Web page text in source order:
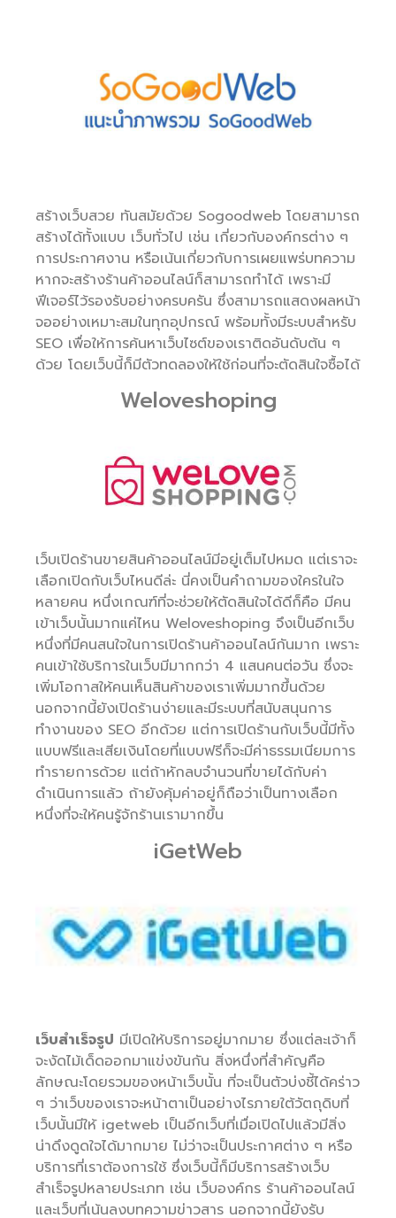
สร้างเว็บสวย ทันสมัยด้วย Sogoodweb โดยสามารถ
สร้างได้ทั้งแบบ เว็บทั่วไป เช่น เกี่ยวกับองค์กรต่าง ๆ
การประกาศงาน หรือเน้นเกี่ยวกับการเผยแพร่บทความ
หากจะสร้างร้านค้าออนไลน์ก็สามารถทำได้ เพราะมี
ฟีเจอร์ไว้รองรับอย่างครบครัน ซึ่งสามารถแสดงผลหน้า
จออย่างเหมาะสมในทุกอุปกรณ์ พร้อมทั้งมีระบบสำหรับ
SEO เพื่อให้การค้นหาเว็บไซต์ของเราติดอันดับต้น ๆ
ด้วย โดยเว็บนี้ก็มีตัวทดลองให้ใช้ก่อนที่จะตัดสินใจซื้อได้
Weloveshoping
เว็บเปิดร้านขายสินค้าออนไลน์มีอยู่เต็มไปหมด แต่เราจะ
เลือกเปิดกับเว็บไหนดีล่ะ นี่คงเป็นคำถามของใครในใจ
หลายคน หนึ่งเกณฑ์ที่จะช่วยให้ตัดสินใจได้ดีก็คือ มีคน
เข้าเว็บนั้นมากแค่ไหน Weloveshoping จึงเป็นอีกเว็บ
หนึ่งที่มีคนสนใจในการเปิดร้านค้าออนไลน์กันมาก เพราะ
คนเข้าใช้บริการในเว็บมีมากกว่า 4 แสนคนต่อวัน ซึ่งจะ
เพิ่มโอกาสให้คนเห็นสินค้าของเราเพิ่มมากขึ้นด้วย
นอกจากนี้ยังเปิดร้านง่ายและมีระบบที่สนับสนุนการ
ทำงานของ SEO อีกด้วย แต่การเปิดร้านกับเว็บนี้มีทั้ง
แบบฟรีและเสียเงินโดยที่แบบฟรีก็จะมีค่าธรรมเนียมการ
ทำรายการด้วย แต่ถ้าหักลบจำนวนที่ขายได้กับค่า
ดำเนินการแล้ว ถ้ายังคุ้มค่าอยู่ก็ถือว่าเป็นทางเลือก
หนึ่งที่จะให้คนรู้จักร้านเรามากขึ้น
iGetWeb
เว็บสำเร็จรูป มีเปิดให้บริการอยู่มากมาย ซึ่งแต่ละเจ้าก็
จะงัดไม้เด็ดออกมาแข่งขันกัน สิ่งหนึ่งที่สำคัญคือ
ลักษณะโดยรวมของหน้าเว็บนั้น ที่จะเป็นตัวบ่งชี้ได้คร่าว
ๆ ว่าเว็บของเราจะหน้าตาเป็นอย่างไรภายใต้วัตถุดิบที่
เว็บนั้นมีให้ igetweb เป็นอีกเว็บที่เมื่อเปิดไปแล้วมีสิ่ง
น่าดึงดูดใจได้มากมาย ไม่ว่าจะเป็นประกาศต่าง ๆ หรือ
บริการที่เราต้องการใช้ ซึ่งเว็บนี้ก็มีบริการสร้างเว็บ
สำเร็จรูปหลายประเภท เช่น เว็บองค์กร ร้านค้าออนไลน์
และเว็บที่เน้นลงบทความข่าวสาร นอกจากนี้ยังรับ